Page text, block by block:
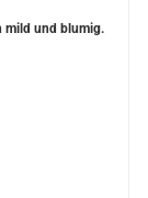
mild und blumig.